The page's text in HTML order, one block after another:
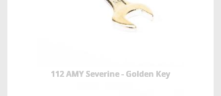
112 AMY Severine - Golden Key